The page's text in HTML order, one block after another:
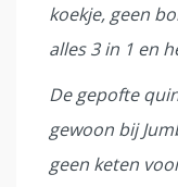
koekje, geen
alles 3 in 1 en
De gepofte
gewoon bij
geen keten